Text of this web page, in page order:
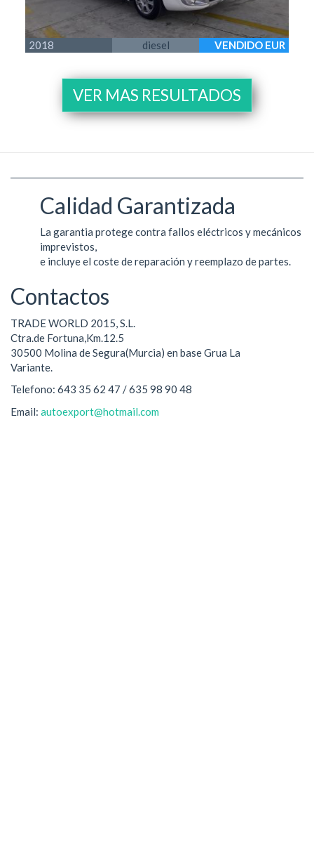
2018 diesel VENDIDO EUR
VER MAS RESULTADOS
Calidad Garantizada
La garantia protege contra fallos eléctricos y mecánicos
imprevistos,
e incluye el coste de reparación y reemplazo de partes.
Contactos
TRADE WORLD 2015, S.L.
Ctra.de Fortuna,Km.12.5
30500 Molina de Segura(Murcia) en base Grua La
Variante.
Telefono: 643 35 62 47 / 635 98 90 48
Email: autoexport@hotmail.com